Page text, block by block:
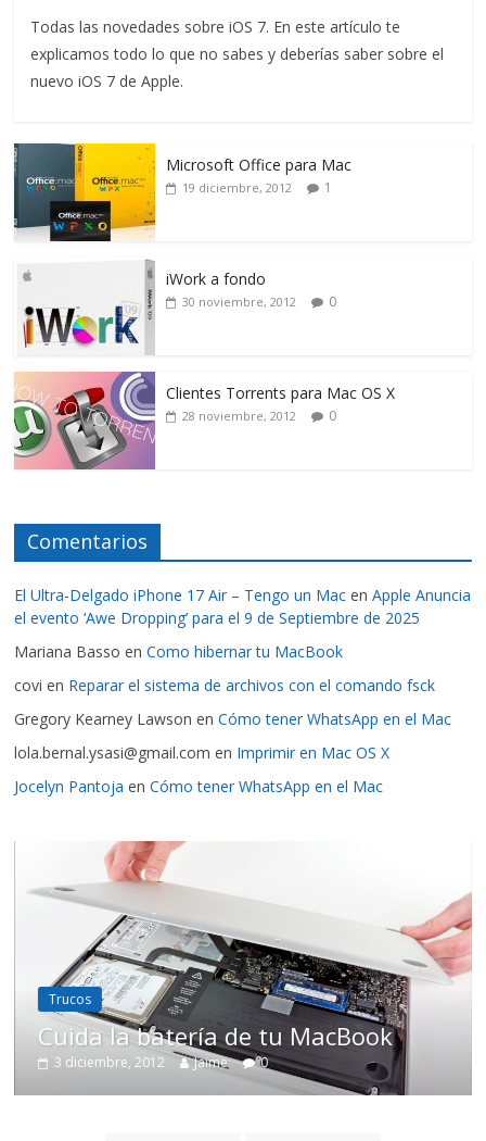
Todas las novedades sobre iOS 7. En este artículo te
explicamos todo lo que no sabes y deberías saber sobre el
nuevo iOS 7 de Apple.
Microsoft Office para Mac
19 diciembre, 2012 1
iWork a fondo
30 noviembre, 2012 0
Clientes Torrents para Mac OS X
28 noviembre, 2012 0
Comentarios
El Ultra-Delgado iPhone 17 Air – Tengo un Mac enApple Anuncia
el evento ‘Awe Dropping’ para el 9 de Septiembre de 2025
Mariana Basso enComo hibernar tu MacBook
covi en Reparar el sistema de archivos con el comando fsck
Gregory Kearney Lawson enCómo tener WhatsApp en el Mac
lola.bernal.ysasi@gmail.com en Imprimir en Mac OS X
Jocelyn Pantoja enCómo tener WhatsApp en el Mac
de tu MacBook
Jaime 0
Mac OS X Trucos
Renombrar
10 septiembre, 2012